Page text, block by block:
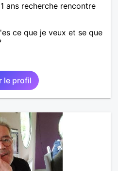
ans recherche rencontre
ce que je veux et se que
le profil